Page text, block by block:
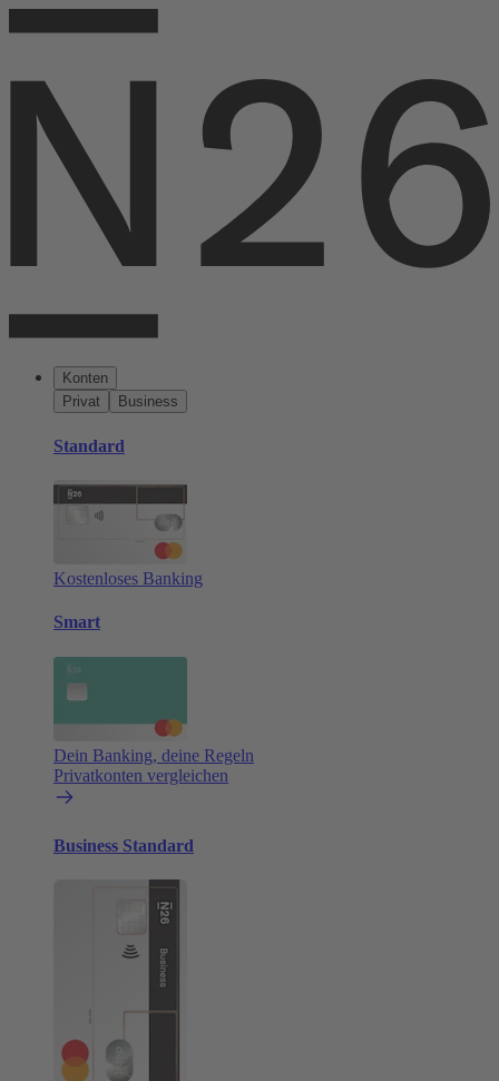
Konten
Privat
Business
Standard
Kostenloses Banking
Smart
Dein Banking, deine Regeln
Privatkonten vergleichen
Business Standard